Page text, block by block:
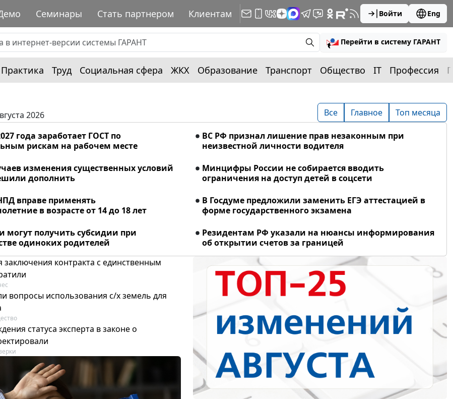
Семинары Стать партнером Клиентам Войти Eng
Перейти в систему ГАРАНТ
Практика Труд Социальная сфера ЖКХ Образование Транспорт Общество IT Профессия
2026 Все Главное Топ месяца
года заработает ГОСТ по
рискам на рабочем месте
ВС РФ признал лишение прав незаконным при
неизвестной личности водителя
изменения существенных условий
дополнить
Минцифры России не собирается вводить
ограничения на доступ детей в соцсети
вправе применять
в возрасте от 14 до 18 лет
В Госдуме предложили заменить ЕГЭ аттестацией в
форме государственного экзамена
могут получить субсидии при
одиноких родителей
Резидентам РФ указали на нюансы информирования
об открытии счетов за границей
заключения контракта с единственным
вопросы использования с/х земель для
статуса эксперта в законе о